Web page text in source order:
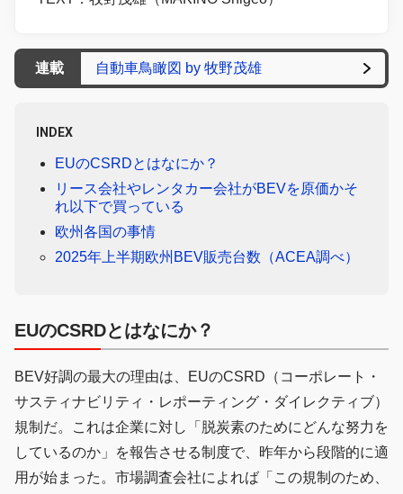
連載 自動車鳥瞰図 by 牧野茂雄
INDEX
EUのCSRDとはなにか？
リース会社やレンタカー会社がBEVを原価かそ
れ以下で買っている
欧州各国の事情
2025年上半期欧州BEV販売台数（ACEA調べ）
EUのCSRDとはなにか？
BEV好調の最大の理由は、EUのCSRD（コーポレート・
サスティナビリティ・レポーティング・ダイレクティブ）
規制だ。これは企業に対し「脱炭素のためにどんな努力を
しているのか」を報告させる制度で、昨年から段階的に適
用が始まった。市場調査会社によれば「この規制のため、